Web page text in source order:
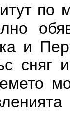
по
и
сняг